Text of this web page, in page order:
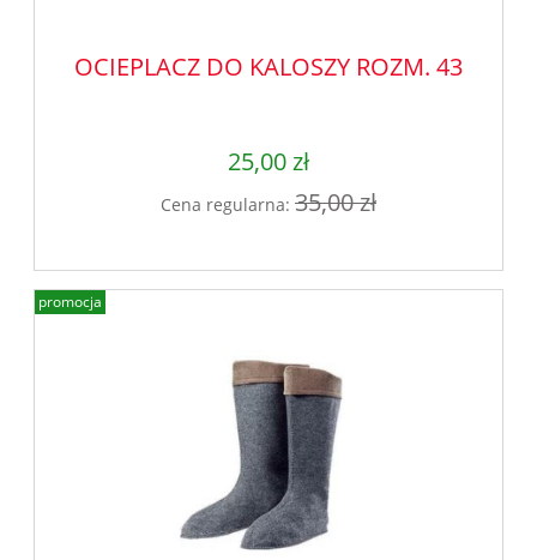
OCIEPLACZ DO KALOSZY ROZM. 43
25,00 zł
Cena regularna: 35,00 zł
promocja